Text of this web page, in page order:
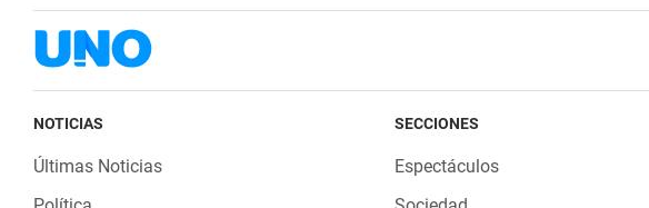
NOTICIAS
Últimas Noticias
SECCIONES
Espectáculos